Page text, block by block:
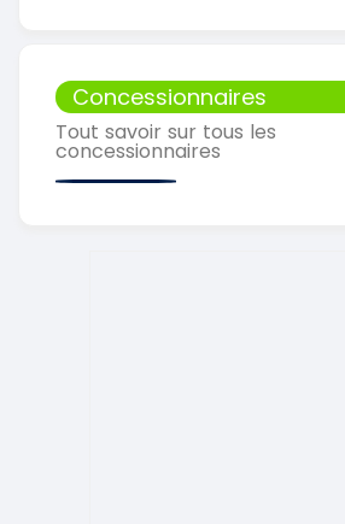
Concessionnaires
Tout savoir sur tous les
concessionnaires